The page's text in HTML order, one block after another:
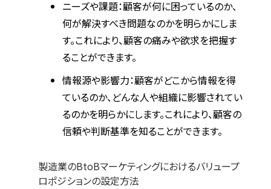
ニーズや課題：顧客が何に困っているのか、
何が解決すべき問題なのかを明らかにしま
す。これにより、顧客の痛みや欲求を把握す
ることができます。
情報源や影響力：顧客がどこから情報を得
ているのか、どんな人や組織に影響されてい
るのかを明らかにします。これにより、顧客の
信頼や判断基準を知ることができます。
製造業のBtoBマーケティングにおけるバリュープ
ロポジションの設定方法